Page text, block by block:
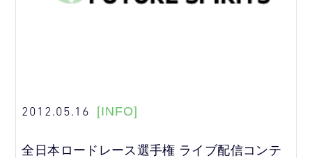
2012.05.16 [INFO]
全日本ロードレース選手権 ライブ配信コンテ